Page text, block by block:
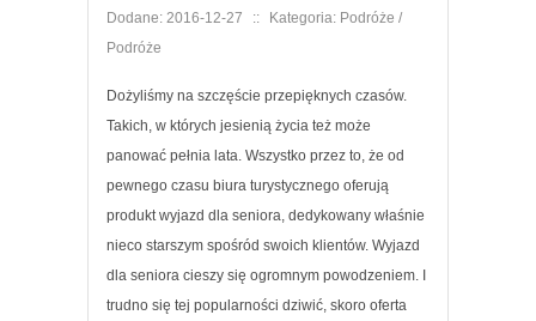
Dodane: 2016-12-27 ::
Kategoria: Podróże /
Podróże
Dożyliśmy na szczęście przepięknych czasów.
Takich, w których jesienią życia też może
panować pełnia lata. Wszystko przez to, że od
pewnego czasu biura turystycznego oferują
produkt wyjazd dla seniora, dedykowany właśnie
nieco starszym spośród swoich klientów. Wyjazd
dla seniora cieszy się ogromnym powodzeniem. I
trudno się tej popularności dziwić, skoro oferta